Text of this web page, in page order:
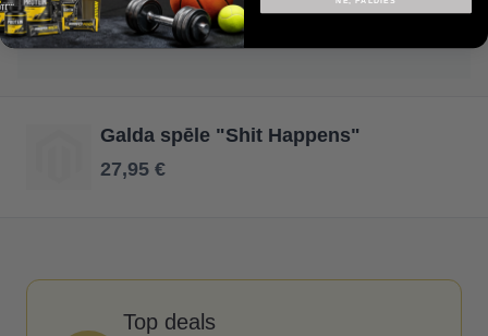
Гарантия
Galda spēle "Shit Happens"
27,95 €
Top deals